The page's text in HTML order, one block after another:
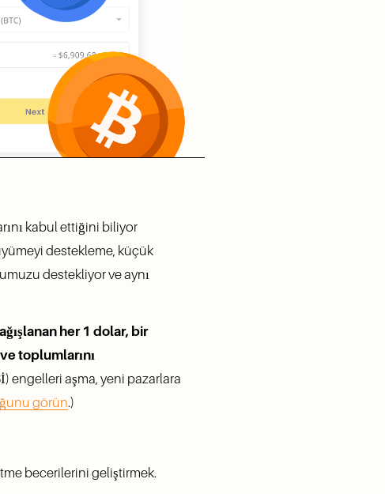
kabul ettiğini biliyor
destekleme, küçük
destekliyor ve aynı
her 1 dolar, bir
toplumlarını
engelleri aşma, yeni pazarlara
görün.)
becerilerini geliştirmek.